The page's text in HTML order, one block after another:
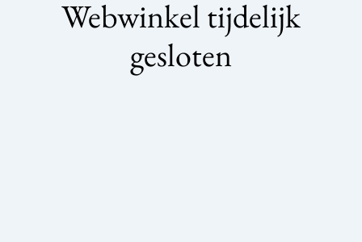
Webwinkel tijdelijk
gesloten